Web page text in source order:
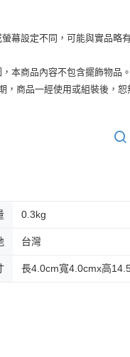
幕設定不同，可能與實品略
本商品內容不包含擺飾物品。
，商品一經使用或組裝後，恕
0.3kg
台灣
長4.0cm寬4.0cmx高